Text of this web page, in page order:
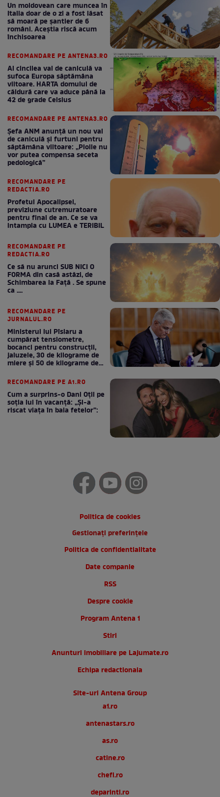
Un moldovean care muncea în
Italia doar de o zi a fost lăsat
să moară pe şantier de 6
români. Aceștia riscă acum
închisoarea
RECOMANDARE PE ANTENA3.RO
Al cincilea val de caniculă va
sufoca Europa săptămâna
viitoare. HARTA domului de
căldură care va aduce până la
42 de grade Celsius
RECOMANDARE PE ANTENA3.RO
Șefa ANM anunță un nou val
de caniculă și furtuni pentru
săptămâna viitoare: „Ploile nu
vor putea compensa seceta
pedologică”
RECOMANDARE PE
REDACTIA.RO
Profetul Apocalipsei,
previziune cutremuratoare
pentru final de an. Ce se va
intampla cu LUMEA e TERIBIL
RECOMANDARE PE
REDACTIA.RO
Ce să nu arunci SUB NICI O
FORMA din casă astăzi, de
Schimbarea la Față . Se spune
ca ....
RECOMANDARE PE
JURNALUL.RO
Ministerul lui Pîslaru a
cumpărat tensiometre,
bocanci pentru construcții,
jaluzele, 30 de kilograme de
miere și 50 de kilograme de
RECOMANDARE PE A1.RO
Cum a surprins-o Dani Oțil pe
soția lui în vacanță: „Și-a
riscat viața în baia fetelor”:
Politica de cookies
Gestionați preferințele
Politica de confidentialitate
Date companie
RSS
Despre cookie
Program Antena 1
Stiri
Anunturi imobiliare pe Lajumate.ro
Echipa redactionala
Site-uri Antena Group
a1.ro
antenastars.ro
as.ro
catine.ro
chefi.ro
deparinti.ro